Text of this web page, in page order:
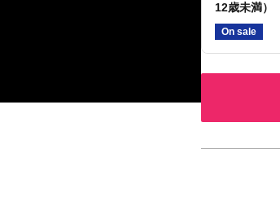
12歳未満）
On sale